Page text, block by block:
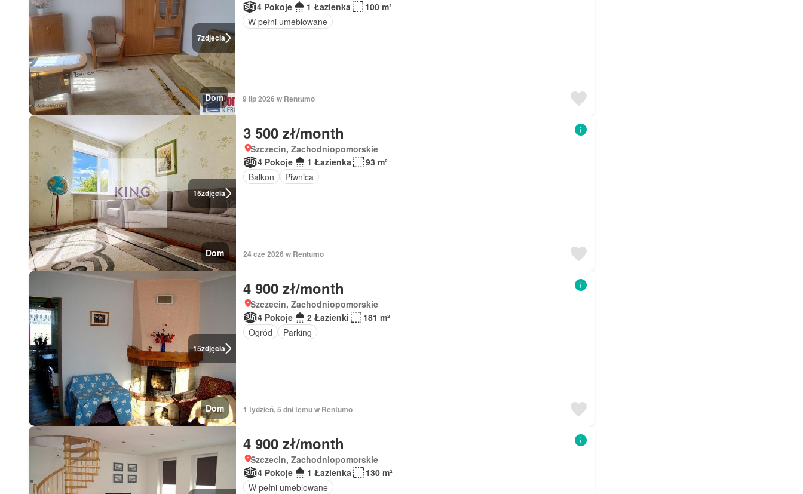
7zdjęcia
Dom
4 Pokoje
1 Łazienka
100 m²
W pełni umeblowane
9 lip 2026 w Rentumo
15zdjęcia
Dom
3 500 zł/month
Szczecin, Zachodniopomorskie
4 Pokoje
1 Łazienka
93 m²
Balkon
Piwnica
24 cze 2026 w Rentumo
15zdjęcia
Dom
4 900 zł/month
Szczecin, Zachodniopomorskie
4 Pokoje
2 Łazienki
181 m²
Ogród
Parking
1 tydzień, 5 dni temu w Rentumo
4 900 zł/month
Szczecin, Zachodniopomorskie
4 Pokoje
1 Łazienka
130 m²
W pełni umeblowane